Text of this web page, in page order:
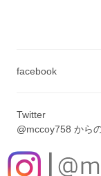
facebook
Twitter
@mccoy758 から